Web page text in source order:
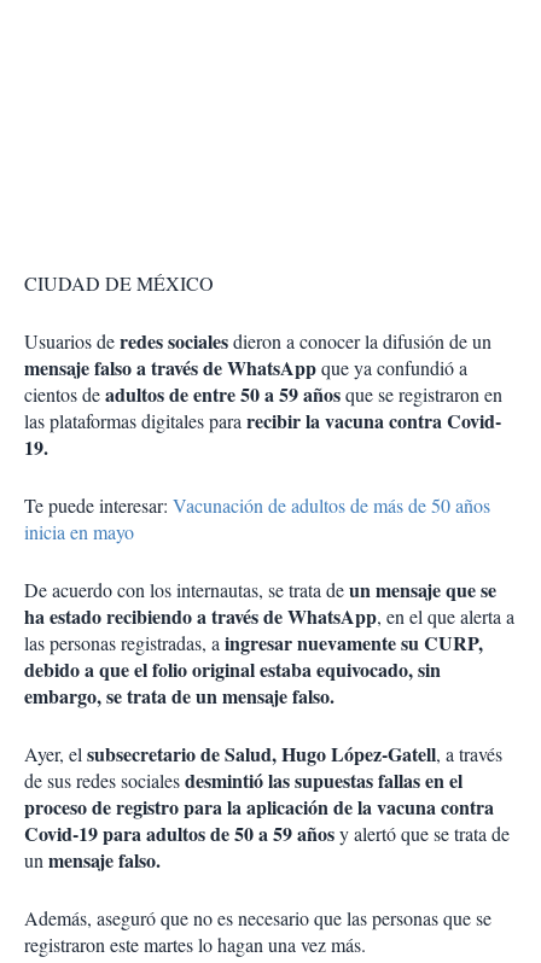
CIUDAD DE MÉXICO
Usuarios deredes socialesdieron a conocer la difusión de un
mensaje falso a través de WhatsAppque ya confundió a
cientos deadultos de entre 50 a 59 añosque se registraron en
las plataformas digitales pararecibir la vacuna contra Covid-
19.
Te puede interesar: Vacunación de adultos de más de 50 años
inicia en mayo
De acuerdo con los internautas, se trata deun mensaje que se
ha estado recibiendo a través de WhatsApp, en el que alerta a
las personas registradas, aingresar nuevamente su CURP,
debido a que el folio original estaba equivocado, sin
embargo, se trata de un mensaje falso.
Ayer, elsubsecretario de Salud, Hugo López-Gatell, a través
de sus redes socialesdesmintió las supuestas fallas en el
proceso de registro para la aplicación de la vacuna contra
Covid-19 para adultos de 50 a 59 añosy alertó que se trata de
unmensaje falso.
Además, aseguró que no es necesario que las personas que se
registraron este martes lo hagan una vez más.